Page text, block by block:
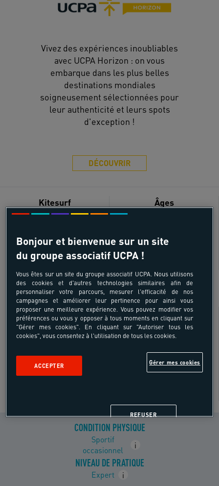
Vivez des expériences inoubliables
avec UCPA Horizon : on vous
embarque dans les plus belles
destinations mondiales
soigneusement sélectionnées pour
leur authenticité et leurs spots
d'exception !
DÉCOUVRIR
Kitesurf
SUR SITE
Âges
18 - 55 ans
Besoin de conseils ?
CONDITION PHYSIQUE
Sportif
occasionnel
i
NIVEAU DE PRATIQUE
Expert i
Bonjour et bienvenue sur un site
du groupe associatif UCPA !
Vous êtes sur un site du groupe associatif UCPA. Nous utilisons
des cookies et d'autres technologies similaires afin de
personnaliser votre parcours, mesurer l'efficacité de nos
campagnes et améliorer leur pertinence pour ainsi vous
proposer une meilleure expérience. Vous pouvez modifier vos
préférences ou vous y opposer à tous moments en cliquant sur
"Gérer mes cookies". En cliquant sur "Autoriser tous les
cookies", vous consentez à l'utilisation de tous les cookies.
Gérer mes cookies
REFUSER
ACCEPTER